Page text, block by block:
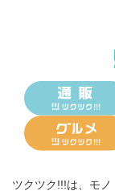
ツクツク!!!は、 モノ